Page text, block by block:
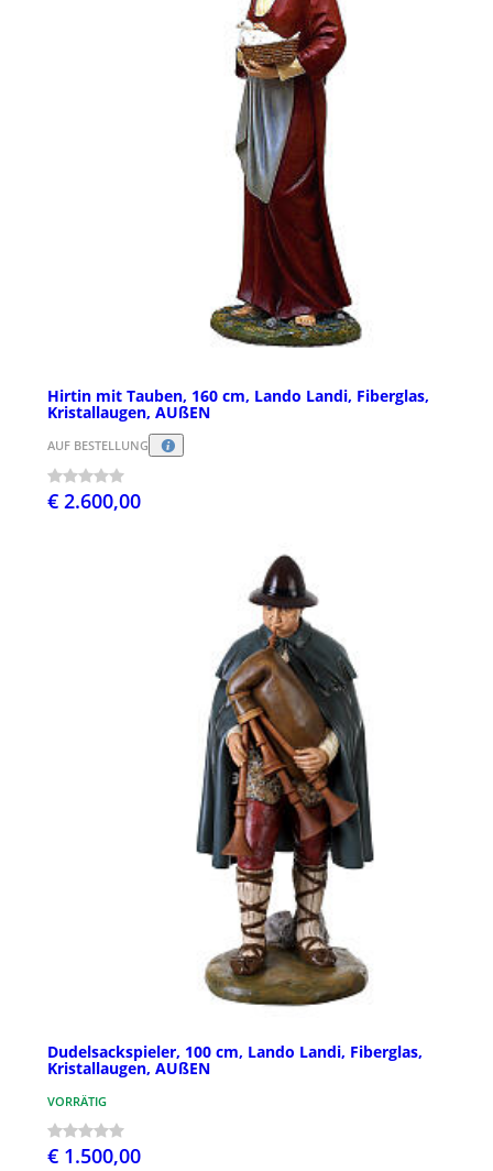
Hirtin mit Tauben, 160 cm, Lando Landi, Fiberglas,
Kristallaugen, AUßEN
AUF BESTELLUNG
€ 2.600,00
Dudelsackspieler, 100 cm, Lando Landi, Fiberglas,
Kristallaugen, AUßEN
VORRÄTIG
€ 1.500,00